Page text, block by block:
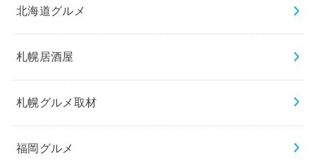
北海道グルメ
札幌居酒屋
札幌グルメ取材
福岡グルメ